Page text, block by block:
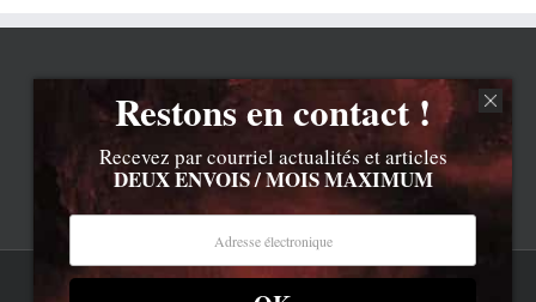
Restons en contact !
Recevez par courriel actualités et articles
DEUX ENVOIS / MOIS MAXIMUM